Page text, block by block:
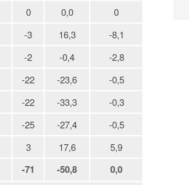
0 0,0
0
-3 16,3
-8,1
-2 -0,4
-2,8
-22 -23,6
-0,5
-22 -33,3
-0,3
-25 -27,4
-0,5
3 17,6 5,9
-71 -50,8 0,0